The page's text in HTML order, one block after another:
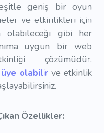
geniş bir oyun
ve etkinlikleri için
olabileceği gibi her
uygun bir web
çözümüdür.
olabilirve etkinlik
Özellikler: